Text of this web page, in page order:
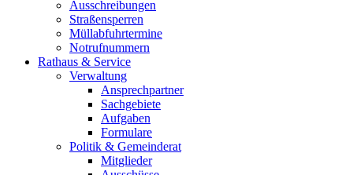
Ausschreibungen
Straßensperren
Müllabfuhrtermine
Notrufnummern
Rathaus & Service
Verwaltung
Ansprechpartner
Sachgebiete
Aufgaben
Formulare
Politik & Gemeinderat
Mitglieder